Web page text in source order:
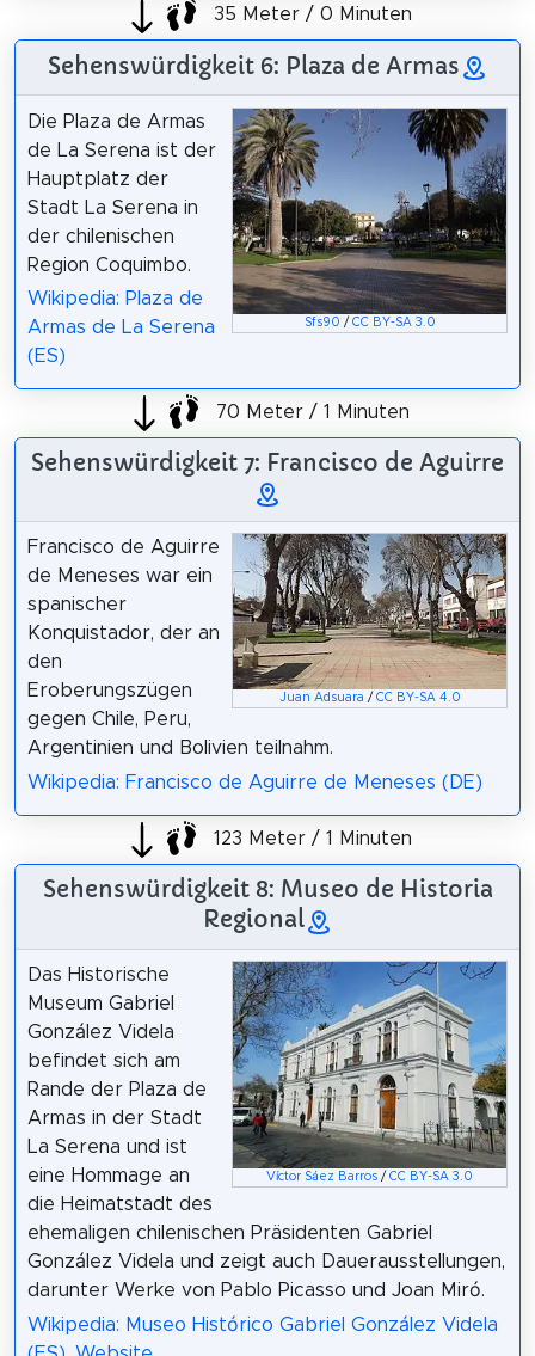
35 Meter / 0 Minuten
Sehenswürdigkeit 6: Plaza de Armas
Sfs90 / CC BY-SA 3.0
Die Plaza de Armas
de La Serena ist der
Hauptplatz der
Stadt La Serena in
der chilenischen
Region Coquimbo.
Wikipedia: Plaza de
Armas de La Serena
(ES)
70 Meter / 1 Minuten
Sehenswürdigkeit 7: Francisco de Aguirre
Juan Adsuara / CC BY-SA 4.0
Francisco de Aguirre
de Meneses war ein
spanischer
Konquistador, der an
den
Eroberungszügen
gegen Chile, Peru,
Argentinien und Bolivien teilnahm.
Wikipedia: Francisco de Aguirre de Meneses (DE)
123 Meter / 1 Minuten
Sehenswürdigkeit 8: Museo de Historia
Regional
Víctor Sáez Barros /CC BY-SA 3.0
Das Historische
Museum Gabriel
González Videla
befindet sich am
Rande der Plaza de
Armas in der Stadt
La Serena und ist
eine Hommage an
die Heimatstadt des
ehemaligen chilenischen Präsidenten Gabriel
González Videla und zeigt auch Dauerausstellungen,
darunter Werke von Pablo Picasso und Joan Miró.
Wikipedia: Museo Histórico Gabriel González Videla